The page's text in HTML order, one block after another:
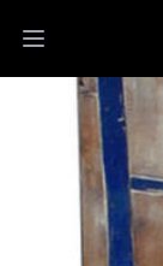
Open main menu